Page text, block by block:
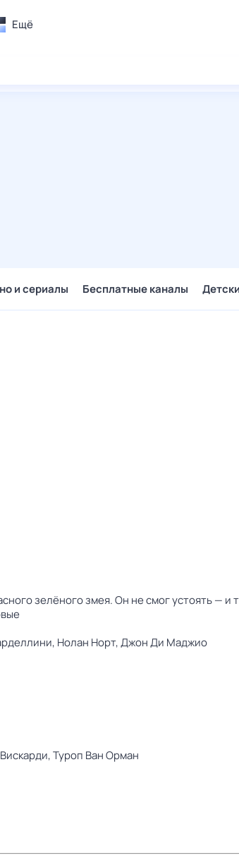
Ещё
и сериалы Бесплатные каналы
зелёного змея. Он не смог устоять —
Нолан Норт,Джон Ди Маджио
Туроп Ван Орман